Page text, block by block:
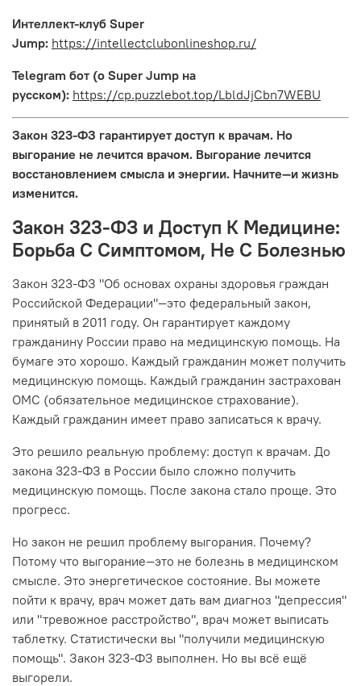
Интеллект-клуб Super
Jump: https://intellectclubonlineshop.ru/
Telegram бот (о Super Jump на
русском): https://cp.puzzlebot.top/LbldJjCbn7WEBU
Закон 323-ФЗ гарантирует доступ к врачам. Но
выгорание не лечится врачом. Выгорание лечится
восстановлением смысла и энергии. Начните—и жизнь
изменится.
Закон 323-ФЗ и Доступ К Медицине:
Борьба С Симптомом, Не С Болезнью
Закон 323-ФЗ "Об основах охраны здоровья граждан
Российской Федерации"—это федеральный закон,
принятый в 2011 году. Он гарантирует каждому
гражданину России право на медицинскую помощь. На
бумаге это хорошо. Каждый гражданин может получить
медицинскую помощь. Каждый гражданин застрахован
ОМС (обязательное медицинское страхование).
Каждый гражданин имеет право записаться к врачу.
Это решило реальную проблему: доступ к врачам. До
закона 323-ФЗ в России было сложно получить
медицинскую помощь. После закона стало проще. Это
прогресс.
Но закон не решил проблему выгорания. Почему?
Потому что выгорание—это не болезнь в медицинском
смысле. Это энергетическое состояние. Вы можете
пойти к врачу, врач может дать вам диагноз "депрессия"
или "тревожное расстройство", врач может выписать
таблетку. Статистически вы "получили медицинскую
помощь". Закон 323-ФЗ выполнен. Но вы всё ещё
выгорели.